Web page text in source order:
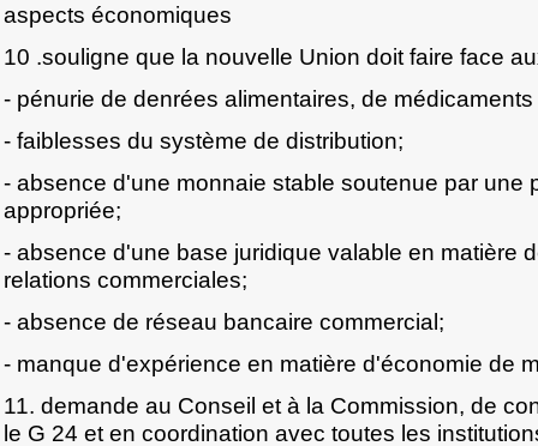
aspects économiques
10 .souligne que la nouvelle Union doit faire face
- pénurie de denrées alimentaires, de
- faiblesses du système de distribution;
- absence d'une monnaie stable soutenue par une
appropriée;
- absence d'une base juridique valable en matière
relations commerciales;
- absence de réseau bancaire commercial;
- manque d'expérience en matière d'économie de
11. demande au Conseil et à la Commission, de
le G 24 et en coordination avec toutes les